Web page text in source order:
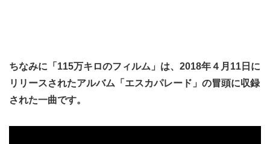
ちなみに「115万キロのフィルム」は、2018年４月11日に
リリースされたアルバム「エスカパレード」の冒頭に収録
された一曲です。